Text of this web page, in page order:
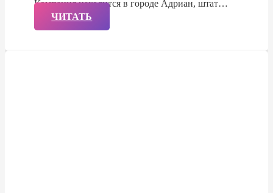
Компания находится в городе Адриан, штат…
ЧИТАТЬ